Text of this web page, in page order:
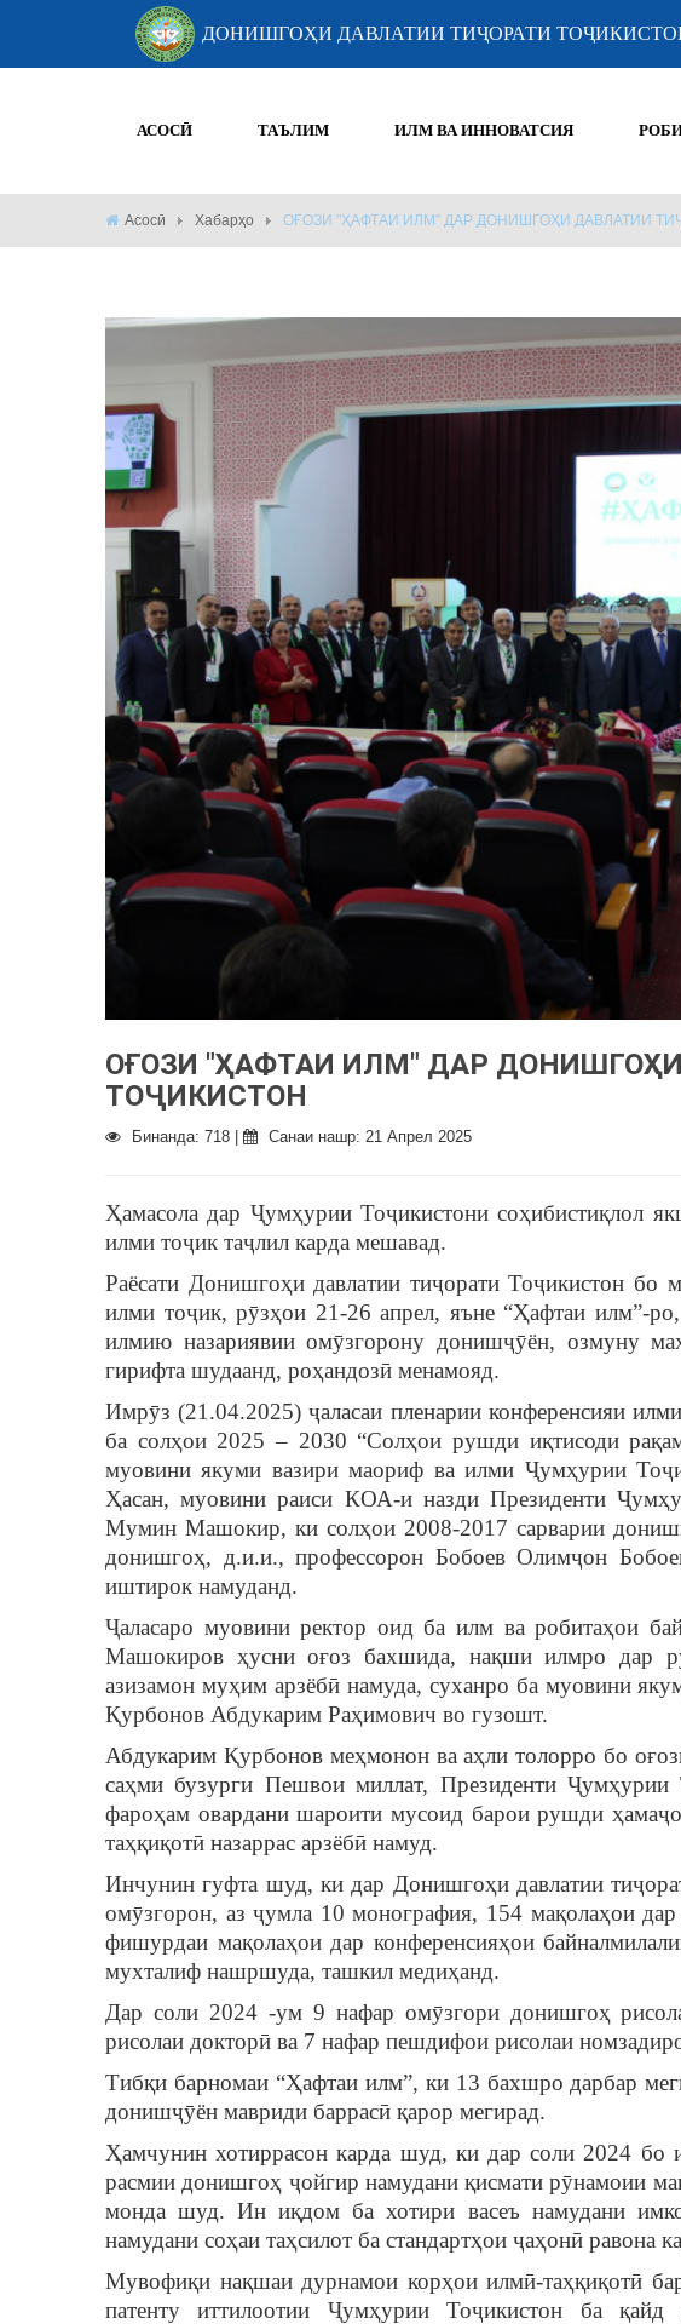
ДОНИШГОҲИ ДАВЛАТИИ ТИҶОРАТИ
АСОСӢ ТАЪЛИМ ИЛМ ВА ИННОВАТСИЯ
Асосӣ Хабарҳо ОҒОЗИ "ҲАФТАИ ИЛМ" ДАР ДОНИШГОҲИ ДАВЛАТИИ
ОҒОЗИ "ҲАФТАИ ИЛМ" ДАР
ТОҶИКИСТОН
Бинанда: 718 | Санаи нашр: 21 Апрел 2025
Ҳамасола дар Ҷумҳурии Тоҷикистони соҳибистиқлол
илми тоҷик таҷлил карда мешавад.
Раёсати Донишгоҳи давлатии тиҷорати Тоҷикистон бо
илми тоҷик, рӯзҳои 21-26 апрел, яъне “Ҳафтаи илм”-
илмию назариявии омӯзгорону донишҷӯён, озмуну
гирифта шудаанд, роҳандозӣ менамояд.
Имрӯз (21.04.2025) ҷаласаи пленарии конференсияи
ба солҳои 2025 – 2030 “Солҳои рушди иқтисоди
муовини якуми вазири маориф ва илми Ҷумҳурии
Ҳасан, муовини раиси КОА-и назди Президенти
Мумин Машокир, ки солҳои 2008-2017 сарварии
донишгоҳ, д.и.и., профессорон Бобоев Олимҷон
иштирок намуданд.
Ҷаласаро муовини ректор оид ба илм ва робитаҳои
Машокиров ҳусни оғоз бахшида, нақши илмро дар
азизамон муҳим арзёбӣ намуда, суханро ба муовини
Қурбонов Абдукарим Раҳимович во гузошт.
Абдукарим Қурбонов меҳмонон ва аҳли толорро бо
саҳми бузурги Пешвои миллат, Президенти
фароҳам овардани шароити мусоид барои рушди
таҳқиқотӣ назаррас арзёбӣ намуд.
Инчунин гуфта шуд, ки дар Донишгоҳи давлатии
омӯзгорон, аз ҷумла 10 монография, 154 мақолаҳои
фишурдаи мақолаҳои дар конференсияҳои
мухталиф нашршуда, ташкил медиҳанд.
Дар соли 2024 -ум 9 нафар омӯзгори донишгоҳ
рисолаи докторӣ ва 7 нафар пешдифои рисолаи
Тибқи барномаи “Ҳафтаи илм”, ки 13 бахшро дарбар
донишҷӯён мавриди баррасӣ қарор мегирад.
Ҳамчунин хотиррасон карда шуд, ки дар соли 2024 бо
расмии донишгоҳ ҷойгир намудани қисмати рӯнамоии
монда шуд. Ин иқдом ба хотири васеъ намудани
намудани соҳаи таҳсилот ба стандартҳои ҷаҳонӣ равона
Мувофиқи нақшаи дурнамои корҳои илмӣ-таҳқиқотӣ
патенту иттилоотии Ҷумҳурии Тоҷикистон ба қайд